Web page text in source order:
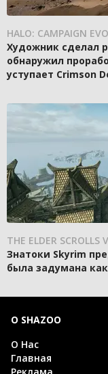
HALO: CAMPAIGN
Художник сделал
обнаружил
уступает Crimson
THE ELDER SCROLLS
Знатоки Skyrim
была задумана
О SHAZOO
О Нас
Главная